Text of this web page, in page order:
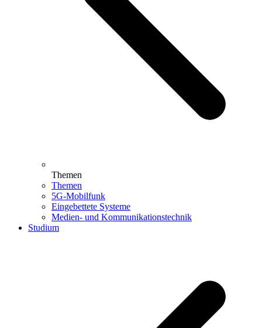
Themen
Themen
5G-Mobilfunk
Eingebettete Systeme
Medien- und Kommunikationstechnik
Studium